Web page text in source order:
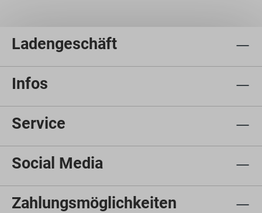
Ladengeschäft
Infos
Service
Social Media
Zahlungsmöglichkeiten